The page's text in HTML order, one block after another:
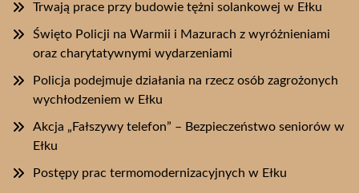
Trwają prace przy budowie tężni solankowej w Ełku
Święto Policji na Warmii i Mazurach z wyróżnieniami
oraz charytatywnymi wydarzeniami
Policja podejmuje działania na rzecz osób zagrożonych
wychłodzeniem w Ełku
Akcja „Fałszywy telefon” – Bezpieczeństwo seniorów w
Ełku
Postępy prac termomodernizacyjnych w Ełku